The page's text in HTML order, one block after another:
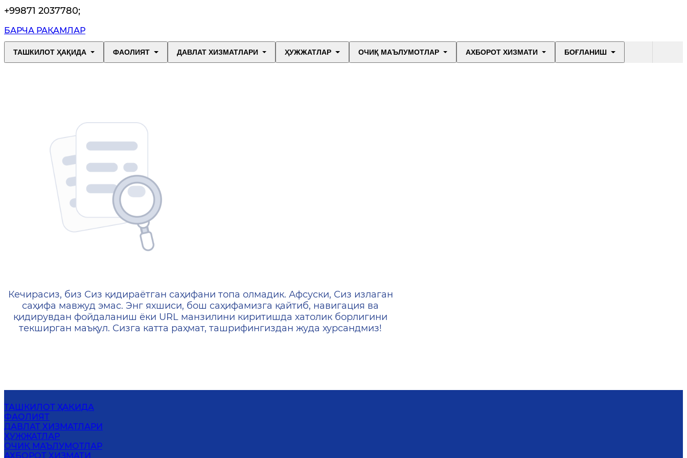
+99871 2037780;
БАРЧА РАҚАМЛАР
ТАШКИЛОТ ҲАҚИДА ФАОЛИЯТ ДАВЛАТ ХИЗМАТЛАРИ ҲУЖЖАТЛАР ОЧИҚ МАЪЛУМОТЛАР АХБОРОТ ХИЗМАТИ БОҒЛАНИШ
404 — Страница не найдена
Кечирасиз, биз Сиз қидираётган саҳифани топа олмадик. Афсуски, Сиз излаган
саҳифа мавжуд эмас. Энг яхшиси, бош саҳифамизга қайтиб, навигация ва
қидирувдан фойдаланиш ёки URL манзилини киритишда хатолик борлигини
текширган маъқул. Сизга катта раҳмат, ташрифингиздан жуда хурсандмиз!
ТАШКИЛОТ ҲАҚИДА
ФАОЛИЯТ
ДАВЛАТ ХИЗМАТЛАРИ
ҲУЖЖАТЛАР
ОЧИҚ МАЪЛУМОТЛАР
АХБОРОТ ХИЗМАТИ